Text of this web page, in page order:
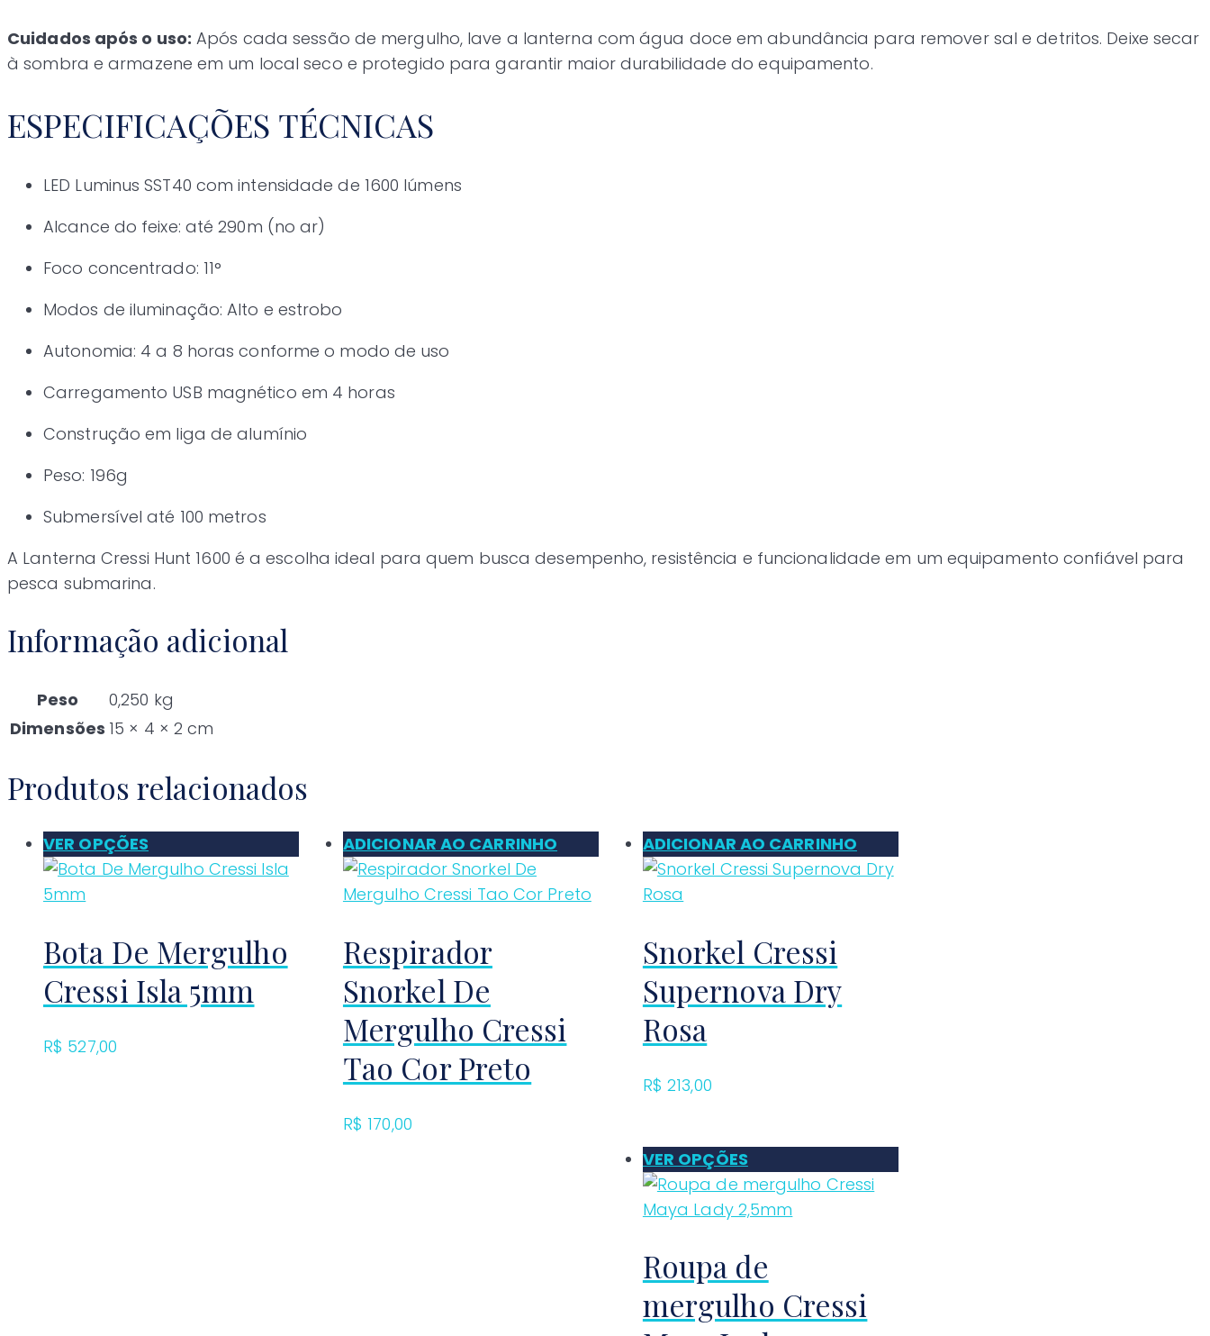
Cuidados após o uso: Após cada sessão de mergulho, lave a lanterna com água doce em abundância para remover sal e detritos. Deixe secar
à sombra e armazene em um local seco e protegido para garantir maior durabilidade do equipamento.
ESPECIFICAÇÕES TÉCNICAS
LED Luminus SST40 com intensidade de 1600 lúmens
Alcance do feixe: até 290m (no ar)
Foco concentrado: 11°
Modos de iluminação: Alto e estrobo
Autonomia: 4 a 8 horas conforme o modo de uso
Carregamento USB magnético em 4 horas
Construção em liga de alumínio
Peso: 196g
Submersível até 100 metros
A Lanterna Cressi Hunt 1600 é a escolha ideal para quem busca desempenho, resistência e funcionalidade em um equipamento confiável para
pesca submarina.
Informação adicional
Peso
0,250 kg
Dimensões 15 × 4 × 2 cm
Produtos relacionados
VER OPÇÕES
Bota De Mergulho
Cressi Isla 5mm
R$ 527,00
ADICIONAR AO CARRINHO
Respirador
Snorkel De
Mergulho Cressi
Tao Cor Preto
R$ 170,00
ADICIONAR AO CARRINHO
Snorkel Cressi
Supernova Dry
Rosa
R$ 213,00
VER OPÇÕES
Roupa de
mergulho Cressi